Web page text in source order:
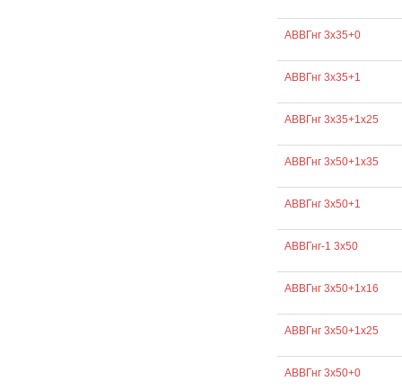
АВВГнг 3х35+0
АВВГнг 3х35+1
АВВГнг 3х35+1х25
АВВГнг 3х50+1х35
АВВГнг 3х50+1
АВВГнг-1 3х50
АВВГнг 3х50+1х16
АВВГнг 3х50+1х25
АВВГнг 3х50+0